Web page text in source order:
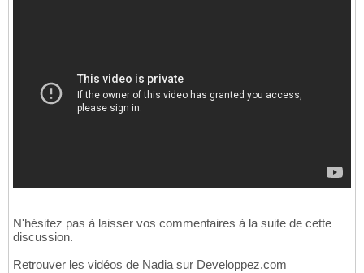
N'hésitez pas à laisser vos commentaires à la suite de cette
discussion.
Retrouver les vidéos de Nadia sur Developpez.com